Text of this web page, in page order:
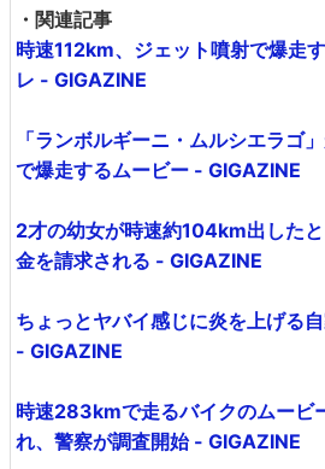
・関連記事
時速112km、ジェット噴射で爆走
レ - GIGAZINE
「ランボルギーニ・ムルシエラゴ
で爆走するムービー - GIGAZINE
2才の幼女が時速約104km出した
金を請求される - GIGAZINE
ちょっとヤバイ感じに炎を上げる
- GIGAZINE
時速283kmで走るバイクのムービ
れ、警察が調査開始 - GIGAZINE